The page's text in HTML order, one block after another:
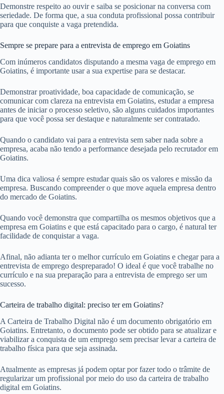
Demonstre respeito ao ouvir e saiba se posicionar na conversa com
seriedade. De forma que, a sua conduta profissional possa contribuir
para que conquiste a vaga pretendida.
Sempre se prepare para a entrevista de emprego em Goiatins
Com inúmeros candidatos disputando a mesma vaga de emprego em
Goiatins, é importante usar a sua expertise para se destacar.
Demonstrar proatividade, boa capacidade de comunicação, se
comunicar com clareza na entrevista em Goiatins, estudar a empresa
antes de iniciar o processo seletivo, são alguns cuidados importantes
para que você possa ser destaque e naturalmente ser contratado.
Quando o candidato vai para a entrevista sem saber nada sobre a
empresa, acaba não tendo a performance desejada pelo recrutador em
Goiatins.
Uma dica valiosa é sempre estudar quais são os valores e missão da
empresa. Buscando compreender o que move aquela empresa dentro
do mercado de Goiatins.
Quando você demonstra que compartilha os mesmos objetivos que a
empresa em Goiatins e que está capacitado para o cargo, é natural ter
facilidade de conquistar a vaga.
Afinal, não adianta ter o melhor currículo em Goiatins e chegar para a
entrevista de emprego despreparado! O ideal é que você trabalhe no
currículo e na sua preparação para a entrevista de emprego ser um
sucesso.
Carteira de trabalho digital: preciso ter em Goiatins?
A Carteira de Trabalho Digital não é um documento obrigatório em
Goiatins. Entretanto, o documento pode ser obtido para se atualizar e
viabilizar a conquista de um emprego sem precisar levar a carteira de
trabalho física para que seja assinada.
Atualmente as empresas já podem optar por fazer todo o trâmite de
regularizar um profissional por meio do uso da carteira de trabalho
digital em Goiatins.